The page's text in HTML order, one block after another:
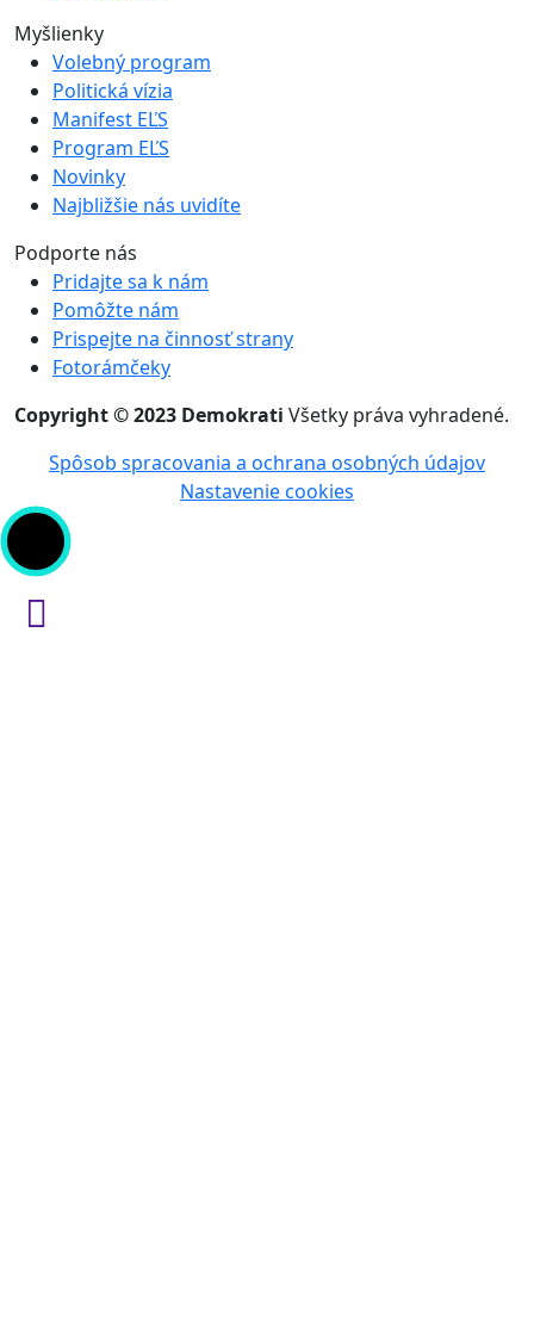
Myšlienky
Volebný program
Politická vízia
Manifest EĽS
Program EĽS
Novinky
Najbližšie nás uvidíte
Podporte nás
Pridajte sa k nám
Pomôžte nám
Prispejte na činnosť strany
Fotorámčeky
Copyright © 2023 Demokrati Všetky práva vyhradené.
Spôsob spracovania a ochrana osobných údajov
Nastavenie cookies